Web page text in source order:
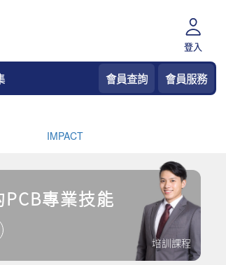
登入
會員查詢 會員服務
培訓課程
專業技能